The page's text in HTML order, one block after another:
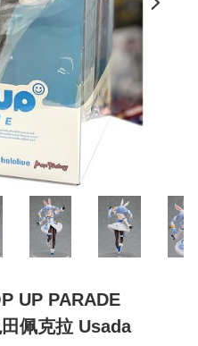
UP PARADE
佩克拉 Usada